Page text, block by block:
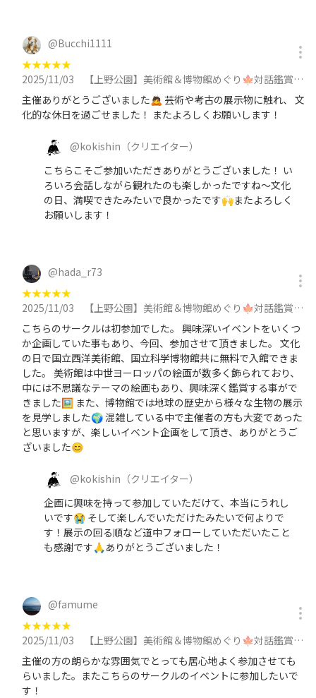
@Bucchi1111
★★★★★
2025/11/03
【上野公園】美術館＆博物館めぐり🍁対話鑑賞をしてみよう🗣️途中参加/抜けOK！30代中心に参加
主催ありがとうございました🙇 芸術や考古の展示物に触れ、 文
化的な休日を過ごせました！ またよろしくお願いします！
@kokishin （クリエイター）
こちらこそご参加いただきありがとうございました！ い
ろいろ会話しながら観れたのも楽しかったですね〜文化
の日、満喫できたみたいで良かったです🙌またよろしく
お願いします！
@hada_r73
★★★★★
2025/11/03
【上野公園】美術館＆博物館めぐり🍁対話鑑賞をしてみよう🗣️途中参加/抜けOK！30代中心に参加
こちらのサークルは初参加でした。 興味深いイベントをいくつ
か企画していた事もあり、今回、参加させて頂きました。 文化
の日で国立西洋美術館、国立科学博物館共に無料で入館できま
した。 美術館は中世ヨーロッパの絵画が数多く飾られており、
中には不思議なテーマの絵画もあり、興味深く鑑賞する事がで
きました🖼️ また、博物館では地球の歴史から様々な生物の展示
を見学しました🌍️ 混雑している中で主催者の方も大変であった
と思いますが、楽しいイベント企画をして頂き、ありがとうご
ざいました😊
@kokishin （クリエイター）
企画に興味を持って参加していただけて、本当にうれし
いです😭 そして楽しんでいただけたみたいで何よりで
す！展示の回る順など道中フォローしていただいたこと
も感謝です🙏ありがとうございました！
@famume
★★★★★
2025/11/03
【上野公園】美術館＆博物館めぐり🍁対話鑑賞をしてみよう🗣️途中参加/抜けOK！30代中心に参加
主催の方の朗らかな雰囲気でとっても居心地よく参加させても
らいました。またこちらのサークルのイベントに参加したいで
す！